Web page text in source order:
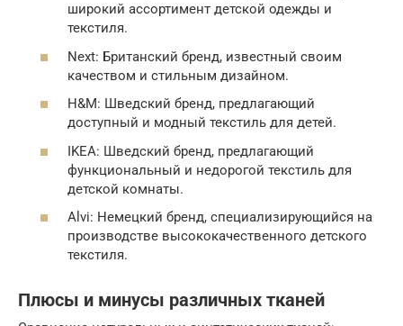
широкий ассортимент детской одежды и
текстиля.
Next: Британский бренд, известный своим
качеством и стильным дизайном.
H&M: Шведский бренд, предлагающий
доступный и модный текстиль для детей.
IKEA: Шведский бренд, предлагающий
функциональный и недорогой текстиль для
детской комнаты.
Alvi: Немецкий бренд, специализирующийся на
производстве высококачественного детского
текстиля.
Плюсы и минусы различных тканей